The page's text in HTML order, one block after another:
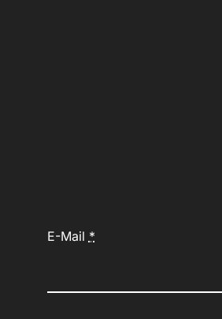
E-Mail *